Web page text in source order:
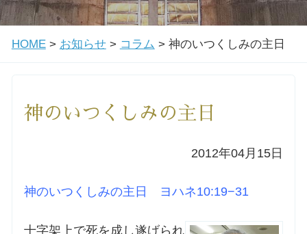
関口教会について
教会学校・中高生会
HOME> お知らせ> コラム > 神のいつくしみの主日
神のいつくしみの主日
2012年04月15日
神のいつくしみの主日 ヨハネ10:19−31
十字架上で死を成し遂げられ